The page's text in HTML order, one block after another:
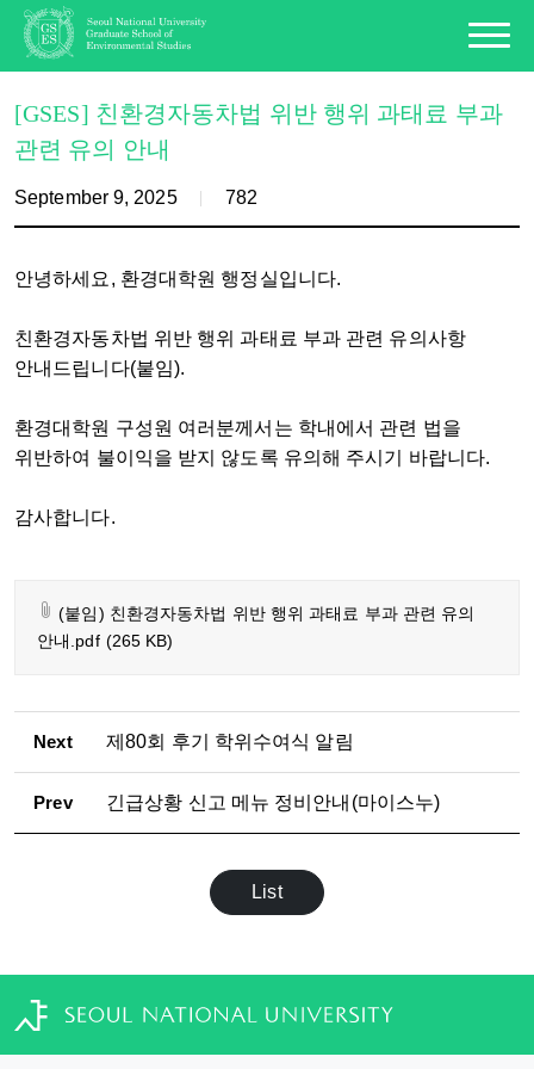
[GSES] 친환경자동차법 위반 행위 과태료 부과
관련 유의 안내
September 9, 2025 782
안녕하세요, 환경대학원 행정실입니다.
친환경자동차법 위반 행위 과태료 부과 관련 유의사항
안내드립니다(붙임).
환경대학원 구성원 여러분께서는 학내에서 관련 법을
위반하여 불이익을 받지 않도록 유의해 주시기 바랍니다.
감사합니다.
(붙임) 친환경자동차법 위반 행위 과태료 부과 관련 유의
안내.pdf (265 KB)
Next 제80회 후기 학위수여식 알림
Prev 긴급상황 신고 메뉴 정비안내(마이스누)
List